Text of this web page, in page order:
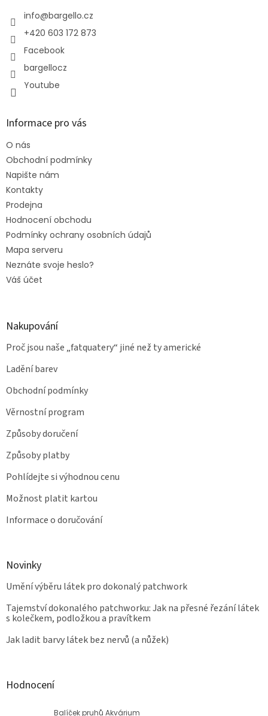
info@bargello.cz
+420 603 172 873
Facebook
bargellocz
Youtube
Informace pro vás
O nás
Obchodní podmínky
Napište nám
Kontakty
Prodejna
Hodnocení obchodu
Podmínky ochrany osobních údajů
Mapa serveru
Neznáte svoje heslo?
Váš účet
Nakupování
Proč jsou naše „fatquatery“ jiné než ty americké
Ladění barev
Obchodní podmínky
Věrnostní program
Způsoby doručení
Způsoby platby
Pohlídejte si výhodnou cenu
Možnost platit kartou
Informace o doručování
Novinky
Umění výběru látek pro dokonalý patchwork
Tajemství dokonalého patchworku: Jak na přesné řezání látek
s kolečkem, podložkou a pravítkem
Jak ladit barvy látek bez nervů (a nůžek)
Hodnocení
Balíček pruhů Akvárium